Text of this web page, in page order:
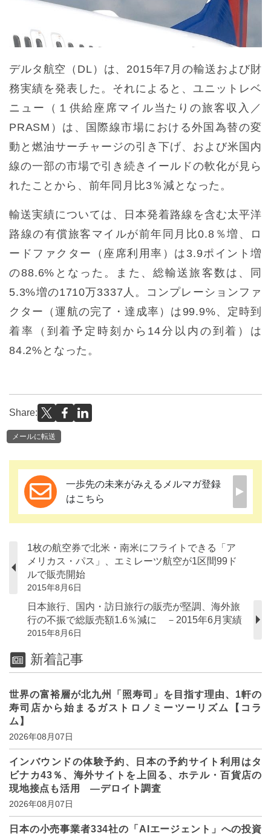
デルタ航空（DL）は、2015年7月の輸送および財
務実績を発表した。それによると、ユニットレベ
ニュー（１供給座席マイル当たりの旅客収入／
PRASM）は、国際線市場における外国為替の変
動と燃油サーチャージの引き下げ、および米国内
線の一部の市場で引き続きイールドの軟化が見ら
れたことから、前年同月比3％減となった。
輸送実績については、日本発着路線を含む太平洋
路線の有償旅客マイルが前年同月比0.8％増、ロ
ードファクター（座席利用率）は3.9ポイント増
の88.6%となった。また、総輸送旅客数は、同
5.3%増の1710万3337人。コンプレーションファ
クター（運航の完了・達成率）は99.9%、定時到
着率（到着予定時刻から14分以内の到着）は
84.2%となった。
Share:
メールに転送
一歩先の未来がみえるメルマガ登録
はこちら
1枚の航空券で北米・南米にフライトできる「ア
メリカス・パス」、エミレーツ航空が1区間99ド
ルで販売開始
2015年8月6日
日本旅行、国内・訪日旅行の販売が堅調、海外旅
行の不振で総販売額1.6％減に －2015年6月実績
2015年8月6日
新着記事
世界の富裕層が北九州「照寿司」を目指す理由、1軒の
寿司店から始まるガストロノミーツーリズム【コラ
ム】
2026年08月07日
インバウンドの体験予約、日本の予約サイト利用はタ
ビナカ43％、海外サイトを上回る、ホテル・百貨店の
現地接点も活用 ―デロイト調査
2026年08月07日
日本の小売事業者334社の「AIエージェント」への投資